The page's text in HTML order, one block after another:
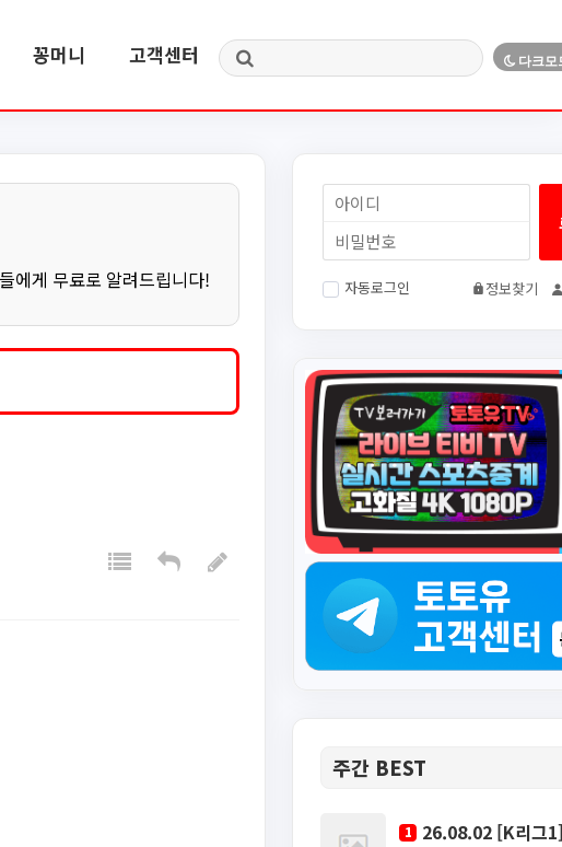
꽁머니 고객센터
에게 무료로 알려드립니다! 자동로그인 정보찾기
주간 BEST
1